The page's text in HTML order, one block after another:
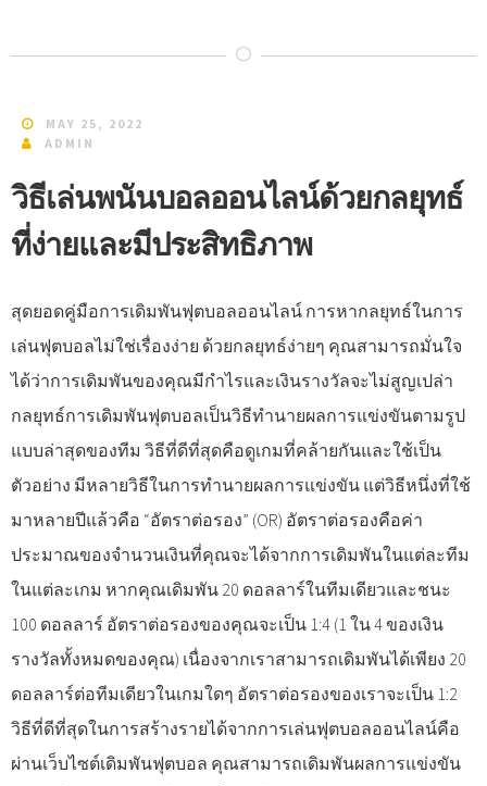
MAY 25, 2022
ADMIN
วิธีเล่นพนันบอลออนไลน์ด้วยกลยุทธ์
ที่ง่ายและมีประสิทธิภาพ
สุดยอดคู่มือการเดิมพันฟุตบอลออนไลน์ การหากลยุทธ์ในการ
เล่นฟุตบอลไม่ใช่เรื่องง่าย ด้วยกลยุทธ์ง่ายๆ คุณสามารถมั่นใจ
ได้ว่าการเดิมพันของคุณมีกำไรและเงินรางวัลจะไม่สูญเปล่า
กลยุทธ์การเดิมพันฟุตบอลเป็นวิธีทำนายผลการแข่งขันตามรูป
แบบล่าสุดของทีม วิธีที่ดีที่สุดคือดูเกมที่คล้ายกันและใช้เป็น
ตัวอย่าง มีหลายวิธีในการทำนายผลการแข่งขัน แต่วิธีหนึ่งที่ใช้
มาหลายปีแล้วคือ “อัตราต่อรอง” (OR) อัตราต่อรองคือค่า
ประมาณของจำนวนเงินที่คุณจะได้จากการเดิมพันในแต่ละทีม
ในแต่ละเกม หากคุณเดิมพัน 20 ดอลลาร์ในทีมเดียวและชนะ
100 ดอลลาร์ อัตราต่อรองของคุณจะเป็น 1:4 (1 ใน 4 ของเงิน
รางวัลทั้งหมดของคุณ) เนื่องจากเราสามารถเดิมพันได้เพียง 20
ดอลลาร์ต่อทีมเดียวในเกมใดๆ อัตราต่อรองของเราจะเป็น 1:2
วิธีที่ดีที่สุดในการสร้างรายได้จากการเล่นฟุตบอลออนไลน์คือ
ผ่านเว็บไซต์เดิมพันฟุตบอล คุณสามารถเดิมพันผลการแข่งขัน